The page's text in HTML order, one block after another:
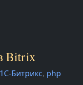
Bitrix
1С-Битрикс, php